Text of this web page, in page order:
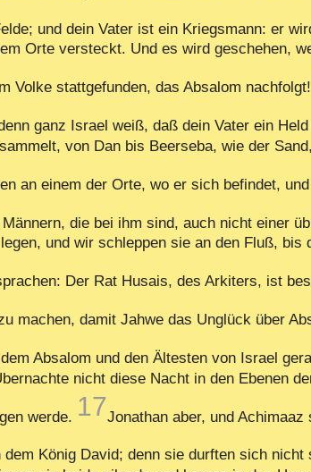
und dein Vater ist ein Kriegsmann: er
Orte versteckt. Und es wird geschehen,
Volke stattgefunden, das Absalom nachfolgt!
ganz Israel weiß, daß dein Vater ein
von Dan bis Beerseba, wie der
an einem der Orte, wo er sich befindet,
die bei ihm sind, auch nicht einer
und wir schleppen sie an den Fluß, bis
Der Rat Husais, des Arkiters, ist
machen, damit Jahwe das Unglück über
Absalom und den Ältesten von Israel
nicht diese Nacht in den Ebenen
werde. 17Jonathan aber, und
König David; denn sie durften sich